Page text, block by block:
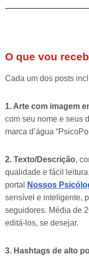
O que vou
Cada um dos posts
1. Arte com imagem
com seu nome e seus
marca d’água
2. Texto/Descrição,
qualidade e fácil
portal
Nossos
sensível e inteligente,
seguidores. Média de
editá-los, se desejar.
3. Hashtags de alto